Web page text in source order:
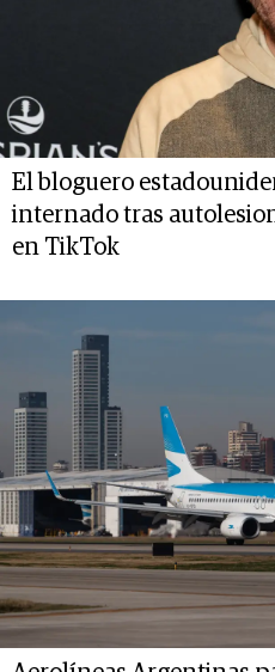
El bloguero
internado tras
en TikTok